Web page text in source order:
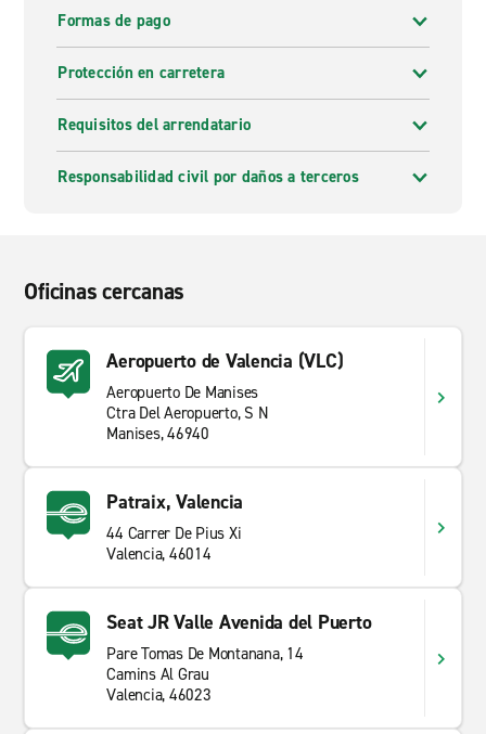
Formas de pago
Protección en carretera
Requisitos del arrendatario
Responsabilidad civil por daños a terceros
Oficinas cercanas
Aeropuerto de Valencia (VLC)
Aeropuerto De Manises
Ctra Del Aeropuerto, S N
Manises, 46940
Patraix, Valencia
44 Carrer De Pius Xi
Valencia, 46014
Seat JR Valle Avenida del Puerto
Pare Tomas De Montanana, 14
Camins Al Grau
Valencia, 46023